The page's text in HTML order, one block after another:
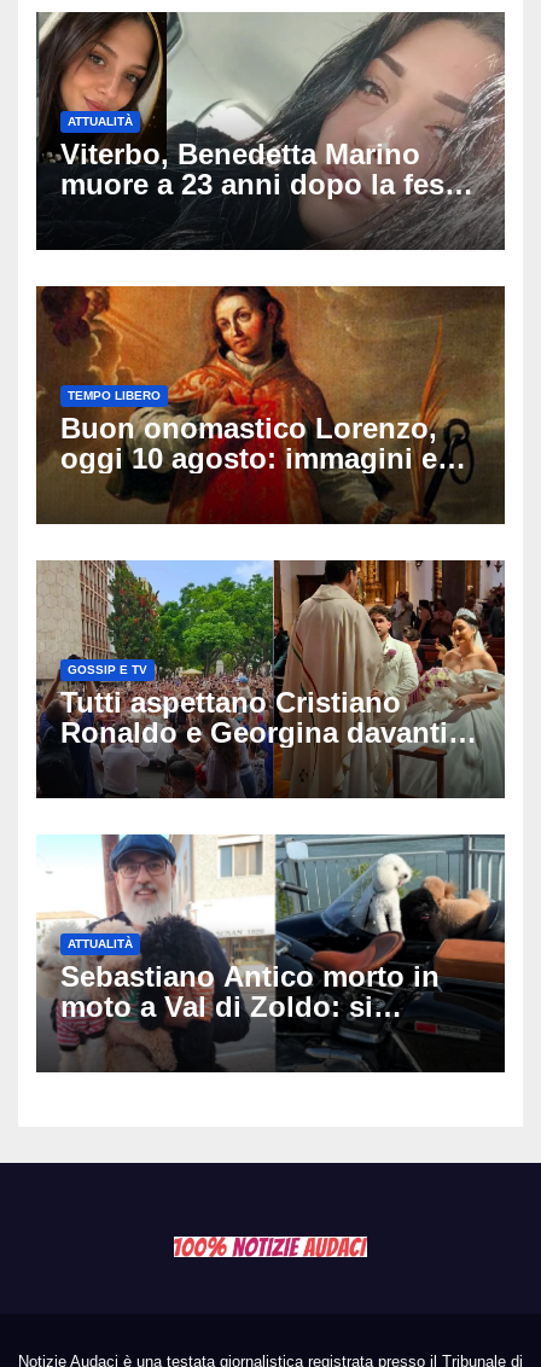
ATTUALITÀ
Viterbo, Benedetta Marino
muore a 23 anni dopo la festa
di compleanno: trovata senza
vita nell’ex consorzio, è giallo
TEMPO LIBERO
Buon onomastico Lorenzo,
oggi 10 agosto: immagini e
gif di auguri da condividere
sui social
GOSSIP E TV
Tutti aspettano Cristiano
Ronaldo e Georgina davanti
alla cattedrale: ma il
matrimonio era di un’altra
ATTUALITÀ
Sebastiano Antico morto in
moto a Val di Zoldo: si
schianta con il sidecar, salvi i
due cagnolini
Notizie Audaci è una testata giornalistica registrata presso il Tribunale di